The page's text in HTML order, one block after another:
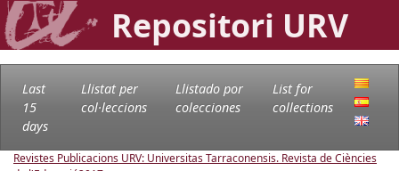
Repositori URV
Last
15
days
Llistat per
col·leccions
Llistado por
colecciones
List for
collections
Revistes Publicacions URV: Universitas Tarraconensis. Revista de Ciències